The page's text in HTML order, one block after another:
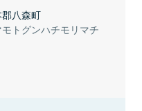
八森町
トグンハチモリマチ